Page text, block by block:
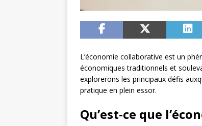
L’économie collaborative est un
économiques traditionnels et
explorerons les principaux défis
pratique en plein essor.
Qu’est-ce que